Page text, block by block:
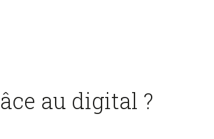
au digital ?